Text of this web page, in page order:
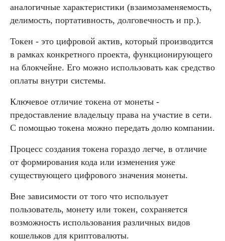
аналогичные характеристики (взаимозаменяемость,
делимость, портативность, долговечность и пр.).
Токен - это цифровой актив, который производится
в рамках конкретного проекта, функционирующего
на блокчейне. Его можно использовать как средство
оплаты внутри системы.
Ключевое отличие токена от монеты -
предоставление владельцу права на участие в сети.
С помощью токена можно передать долю компании.
Процесс создания токена гораздо легче, в отличие
от формирования кода или изменения уже
существующего цифрового значения монеты.
Вне зависимости от того что использует
пользователь, монету или токен, сохраняется
возможность использования различных видов
кошельков для криптовалюты.